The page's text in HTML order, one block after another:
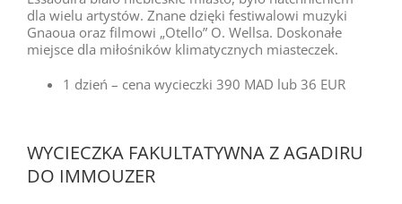
dla wielu artystów. Znane dzięki festiwalowi muzyki
Gnaoua oraz filmowi „Otello” O. Wellsa. Doskonałe
miejsce dla miłośników klimatycznych miasteczek.
1 dzień – cena wycieczki 390 MAD lub 36 EUR
WYCIECZKA FAKULTATYWNA Z AGADIRU
DO IMMOUZER